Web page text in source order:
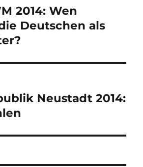
2014: Wen
Deutschen als
Neustadt 2014: